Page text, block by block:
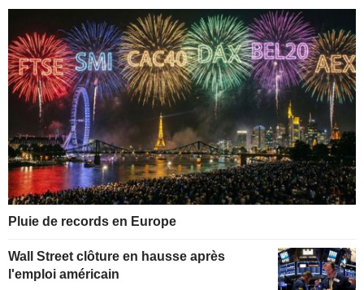
Pluie de records en Europe
Wall Street clôture en hausse après
l'emploi américain